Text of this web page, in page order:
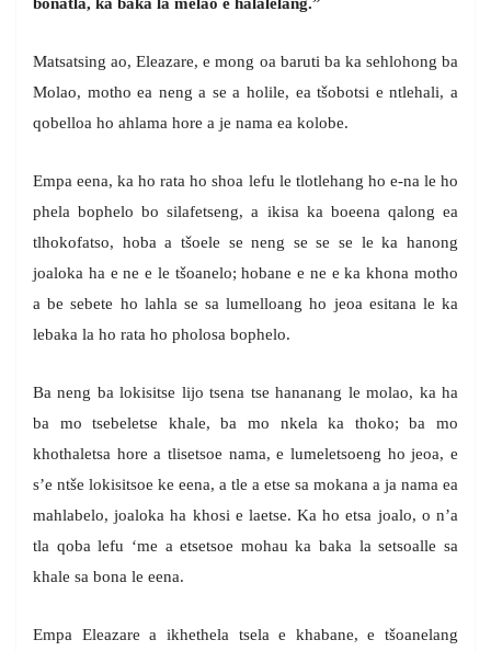
bonatla, ka baka la melao e halalelang.”
Matsatsing ao, Eleazare, e mong oa baruti ba ka sehlohong ba
Molao, motho ea neng a se a holile, ea tšobotsi e ntlehali, a
qobelloa ho ahlama hore a je nama ea kolobe.
Empa eena, ka ho rata ho shoa lefu le tlotlehang ho e-na le ho
phela bophelo bo silafetseng, a ikisa ka boeena qalong ea
tlhokofatso, hoba a tšoele se neng se se se le ka hanong
joaloka ha e ne e le tšoanelo; hobane e ne e ka khona motho
a be sebete ho lahla se sa lumelloang ho jeoa esitana le ka
lebaka la ho rata ho pholosa bophelo.
Ba neng ba lokisitse lijo tsena tse hananang le molao, ka ha
ba mo tsebeletse khale, ba mo nkela ka thoko; ba mo
khothaletsa hore a tlisetsoe nama, e lumeletsoeng ho jeoa, e
s’e ntše lokisitsoe ke eena, a tle a etse sa mokana a ja nama ea
mahlabelo, joaloka ha khosi e laetse. Ka ho etsa joalo, o n’a
tla qoba lefu ‘me a etsetsoe mohau ka baka la setsoalle sa
khale sa bona le eena.
Empa Eleazare a ikhethela tsela e khabane, e tšoanelang